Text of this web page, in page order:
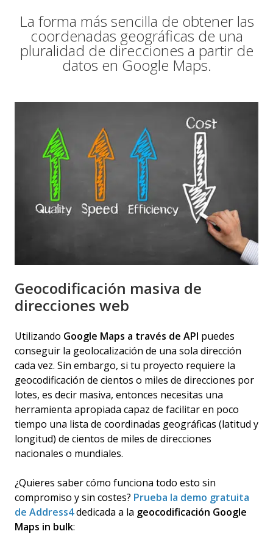
La forma más sencilla de obtener las
coordenadas geográficas de una
pluralidad de direcciones a partir de
datos en Google Maps.
Geocodificación masiva de
direcciones web
Utilizando Google Maps a través de API puedes
conseguir la geolocalización de una sola dirección
cada vez. Sin embargo, si tu proyecto requiere la
geocodificación de cientos o miles de direcciones por
lotes, es decir masiva, entonces necesitas una
herramienta apropiada capaz de facilitar en poco
tiempo una lista de coordinadas geográficas (latitud y
longitud) de cientos de miles de direcciones
nacionales o mundiales.
¿Quieres saber cómo funciona todo esto sin
compromiso y sin costes? Prueba la demo gratuita
de Address4dedicada a la geocodificación Google
Maps in bulk: